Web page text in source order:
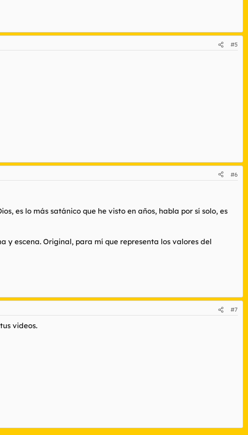
#5
#6
es lo más satánico que he visto en años, habla por sí solo, es
y escena. Original, para mí que representa los valores del
#7
videos.